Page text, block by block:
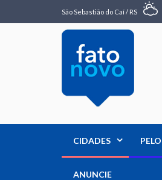
São Sebastião do Caí / RS
CIDADES
ANUNCIE